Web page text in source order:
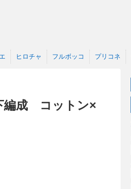
ヒロチャ フルボッコ プリコネ
編成 コットン×